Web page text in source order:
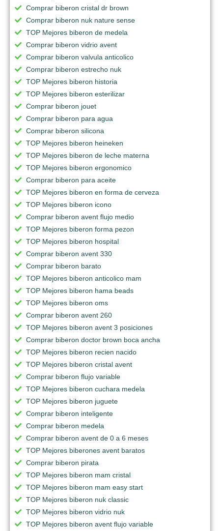
Comprar biberon cristal dr brown
Comprar biberon nuk nature sense
TOP Mejores biberon de medela
Comprar biberon vidrio avent
Comprar biberon valvula anticolico
Comprar biberon estrecho nuk
TOP Mejores biberon historia
TOP Mejores biberon esterilizar
Comprar biberon jouet
Comprar biberon para agua
Comprar biberon silicona
TOP Mejores biberon heineken
TOP Mejores biberon de leche materna
TOP Mejores biberon ergonomico
Comprar biberon para aceite
TOP Mejores biberon en forma de cerveza
TOP Mejores biberon icono
Comprar biberon avent flujo medio
TOP Mejores biberon forma pezon
TOP Mejores biberon hospital
Comprar biberon avent 330
Comprar biberon barato
TOP Mejores biberon anticolico mam
TOP Mejores biberon hama beads
TOP Mejores biberon oms
Comprar biberon avent 260
TOP Mejores biberon avent 3 posiciones
Comprar biberon doctor brown boca ancha
TOP Mejores biberon recien nacido
TOP Mejores biberon cristal avent
Comprar biberon flujo variable
TOP Mejores biberon cuchara medela
TOP Mejores biberon juguete
Comprar biberon inteligente
Comprar biberon medela
Comprar biberon avent de 0 a 6 meses
TOP Mejores biberones avent baratos
Comprar biberon pirata
TOP Mejores biberon mam cristal
TOP Mejores biberon mam easy start
TOP Mejores biberon nuk classic
TOP Mejores biberon vidrio nuk
TOP Mejores biberon avent flujo variable